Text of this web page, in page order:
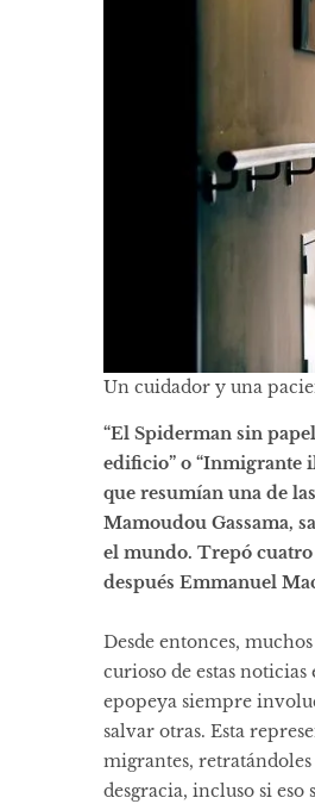
Un cuidador y una
“El Spiderman sin
edificio” o “Inmigrante
que resumían una de
Mamoudou Gassama,
el mundo. Trepó
después Emmanuel
Desde entonces,
curioso de estas
epopeya siempre
salvar otras. Esta
migrantes,
desgracia, incluso si eso